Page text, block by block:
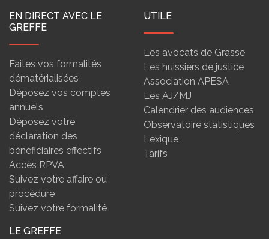
EN DIRECT AVEC LE
GREFFE
Faites vos formalités
dématérialisées
Déposez vos comptes
annuels
Déposez votre
déclaration des
bénéficiaires effectifs
Accès RPVA
Suivez votre affaire ou
procédure
Suivez votre formalité
UTILE
Les avocats de Grasse
Les huissiers de justice
Association APESA
Les AJ/MJ
Calendrier des audiences
Observatoire statistiques
Lexique
Tarifs
LE GREFFE